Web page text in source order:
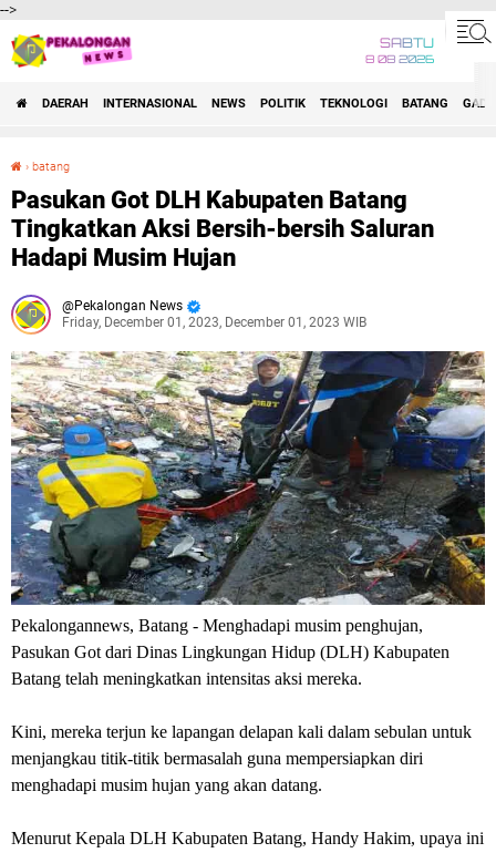
-->
SABTU
8 08 2026
DAERAH INTERNASIONAL NEWS POLITIK TEKNOLOGI BATANG
› batang
Pasukan Got DLH Kabupaten Batang
Tingkatkan Aksi Bersih-bersih Saluran
Hadapi Musim Hujan
Pekalongan News
Friday, December 01, 2023, December 01, 2023 WIB
Pekalongannews, Batang - Menghadapi musim penghujan,
Pasukan Got dari Dinas Lingkungan Hidup (DLH) Kabupaten
Batang telah meningkatkan intensitas aksi mereka.
Kini, mereka terjun ke lapangan delapan kali dalam sebulan untuk
menjangkau titik-titik bermasalah guna mempersiapkan diri
menghadapi musim hujan yang akan datang.
Menurut Kepala DLH Kabupaten Batang, Handy Hakim, upaya ini